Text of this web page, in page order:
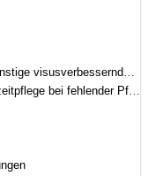
Maßnahmen
fehlender Pflegebedürftigkeit